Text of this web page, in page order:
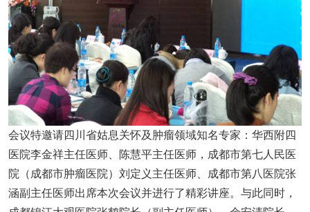
会议特邀请四川省姑息关怀及肿瘤领域知名专家：华西附四
医院李金祥主任医师、陈慧平主任医师，成都市第七人民医
院（成都市肿瘤医院）刘定义主任医师、成都市第八医院张
涵副主任医师出席本次会议并进行了精彩讲座。与此同时，